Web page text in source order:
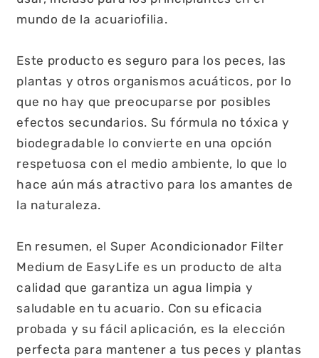
mundo de la acuariofilia.
Este producto es seguro para los peces, las
plantas y otros organismos acuáticos, por lo
que no hay que preocuparse por posibles
efectos secundarios. Su fórmula no tóxica y
biodegradable lo convierte en una opción
respetuosa con el medio ambiente, lo que lo
hace aún más atractivo para los amantes de
la naturaleza.
En resumen, el Super Acondicionador Filter
Medium de EasyLife es un producto de alta
calidad que garantiza un agua limpia y
saludable en tu acuario. Con su eficacia
probada y su fácil aplicación, es la elección
perfecta para mantener a tus peces y plantas